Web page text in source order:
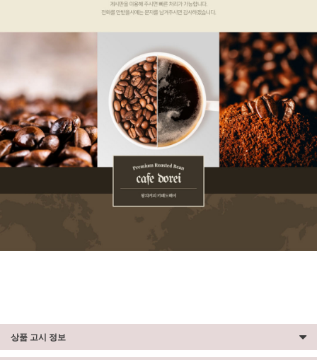
상품 고시 정보